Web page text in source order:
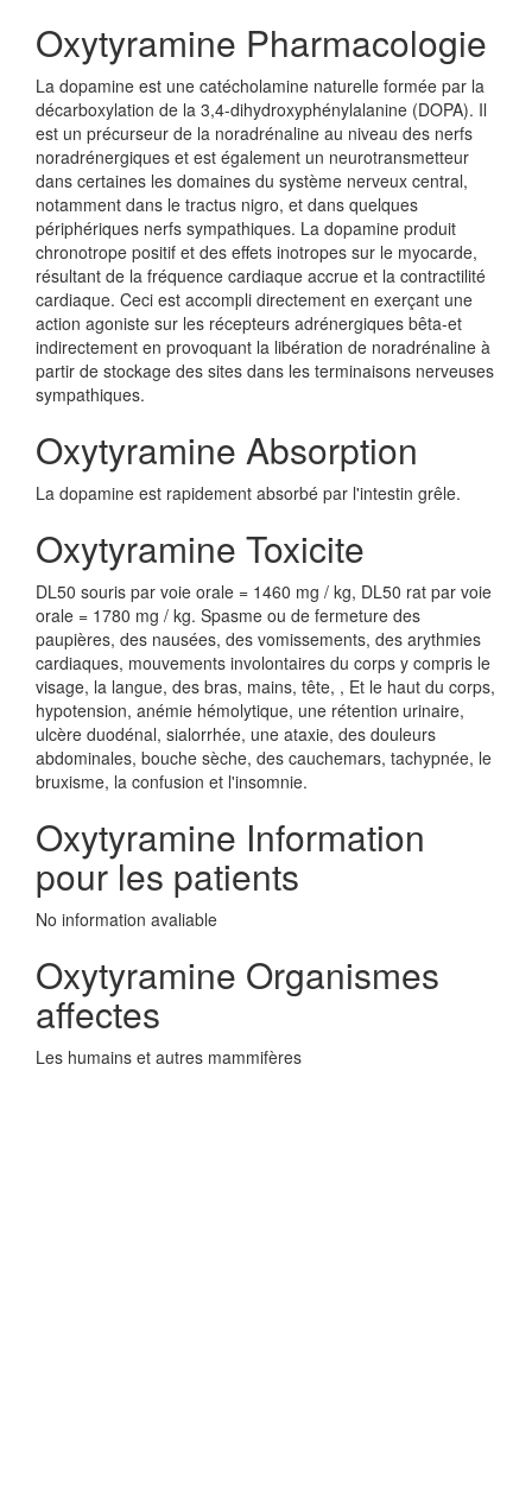
Oxytyramine Pharmacologie
La dopamine est une catécholamine naturelle formée par la
décarboxylation de la 3,4-dihydroxyphénylalanine (DOPA). Il
est un précurseur de la noradrénaline au niveau des nerfs
noradrénergiques et est également un neurotransmetteur
dans certaines les domaines du système nerveux central,
notamment dans le tractus nigro, et dans quelques
périphériques nerfs sympathiques. La dopamine produit
chronotrope positif et des effets inotropes sur le myocarde,
résultant de la fréquence cardiaque accrue et la contractilité
cardiaque. Ceci est accompli directement en exerçant une
action agoniste sur les récepteurs adrénergiques bêta-et
indirectement en provoquant la libération de noradrénaline à
partir de stockage des sites dans les terminaisons nerveuses
sympathiques.
Oxytyramine Absorption
La dopamine est rapidement absorbé par l'intestin grêle.
Oxytyramine Toxicite
DL50 souris par voie orale = 1460 mg / kg, DL50 rat par voie
orale = 1780 mg / kg. Spasme ou de fermeture des
paupières, des nausées, des vomissements, des arythmies
cardiaques, mouvements involontaires du corps y compris le
visage, la langue, des bras, mains, tête, , Et le haut du corps,
hypotension, anémie hémolytique, une rétention urinaire,
ulcère duodénal, sialorrhée, une ataxie, des douleurs
abdominales, bouche sèche, des cauchemars, tachypnée, le
bruxisme, la confusion et l'insomnie.
Oxytyramine Information
pour les patients
No information avaliable
Oxytyramine Organismes
affectes
Les humains et autres mammifères